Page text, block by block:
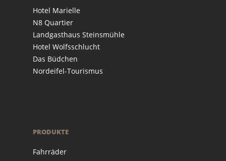
Hotel Marielle
N8 Quartier
Landgasthaus Steinsmühle
Hotel Wolfsschlucht
Das Büdchen
Nordeifel-Tourismus
PRODUKTE
Fahrräder